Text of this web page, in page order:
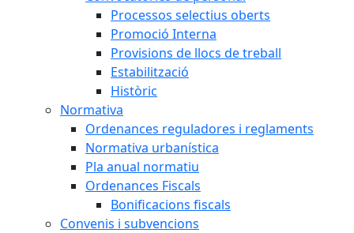
Processos selectius oberts
Promoció Interna
Provisions de llocs de treball
Estabilització
Històric
Normativa
Ordenances reguladores i reglaments
Normativa urbanística
Pla anual normatiu
Ordenances Fiscals
Bonificacions fiscals
Convenis i subvencions